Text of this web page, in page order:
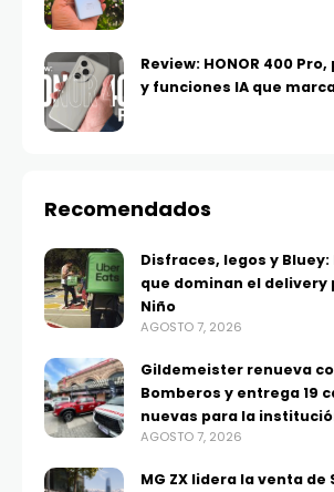
Review: HONOR 400
y funciones IA que
Recomendados
Disfraces, legos y
que dominan el delivery
Niño
AGOSTO 7, 2026
Gildemeister renueva
Bomberos y entrega 19
nuevas para la
AGOSTO 7, 2026
MG ZX lidera la venta de